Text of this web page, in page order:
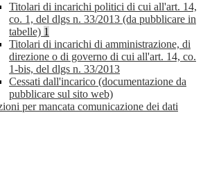
Titolari di incarichi politici di cui all'art. 14,
co. 1, del dlgs n. 33/2013 (da pubblicare in
tabelle) 1
Titolari di incarichi di amministrazione, di
direzione o di governo di cui all'art. 14, co.
1-bis, del dlgs n. 33/2013
Cessati dall'incarico (documentazione da
pubblicare sul sito web)
per mancata comunicazione dei dati